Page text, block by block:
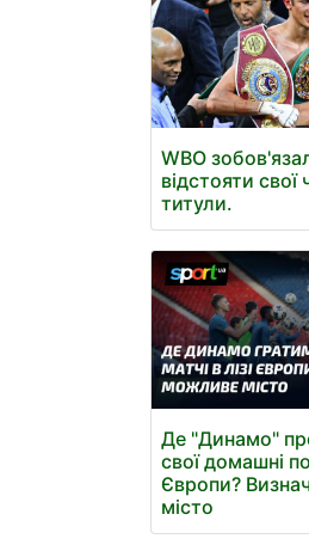
WBO
відстояти свої
титули.
Де "Динамо"
свої домашні
Європи?
місто